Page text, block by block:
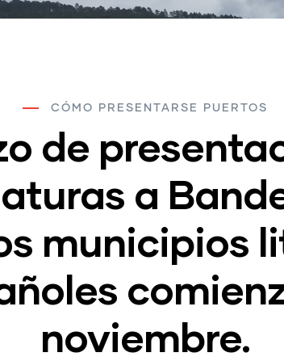
CÓMO PRESENTARSE PUERTOS
de
a
municipios
noviembre.